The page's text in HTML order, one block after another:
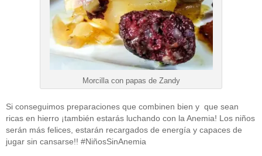
Morcilla con papas de Zandy
Si conseguimos preparaciones que combinen bien y que sean
ricas en hierro ¡también estarás luchando con la Anemia! Los niños
serán más felices, estarán recargados de energía y capaces de
jugar sin cansarse!! #NiñosSinAnemia